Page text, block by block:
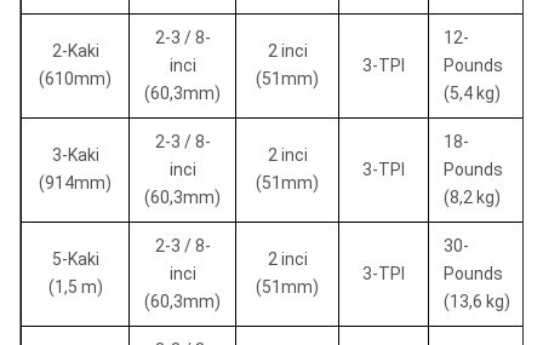
2-Kaki
(610mm)
2-3 / 8-
inci
(60,3mm)
2 inci
(51mm)
3-TPI
12-
Pounds
(5,4 kg)
3-Kaki
(914mm)
2-3 / 8-
inci
(60,3mm)
2 inci
(51mm)
3-TPI
18-
Pounds
(8,2 kg)
5-Kaki
(1,5 m)
2-3 / 8-
inci
(60,3mm)
2 inci
(51mm)
3-TPI
30-
Pounds
(13,6 kg)